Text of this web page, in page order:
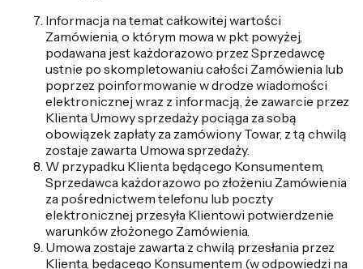
Informacja na temat całkowitej wartości
Zamówienia, o którym mowa w pkt powyżej,
podawana jest każdorazowo przez Sprzedawcę
ustnie po skompletowaniu całości Zamówienia lub
poprzez poinformowanie w drodze wiadomości
elektronicznej wraz z informacją, że zawarcie przez
Klienta Umowy sprzedaży pociąga za sobą
obowiązek zapłaty za zamówiony Towar, z tą chwilą
zostaje zawarta Umowa sprzedaży.
W przypadku Klienta będącego Konsumentem,
Sprzedawca każdorazowo po złożeniu Zamówienia
za pośrednictwem telefonu lub poczty
elektronicznej przesyła Klientowi potwierdzenie
warunków złożonego Zamówienia.
Umowa zostaje zawarta z chwilą przesłania przez
Klienta, będącego Konsumentem (w odpowiedzi na